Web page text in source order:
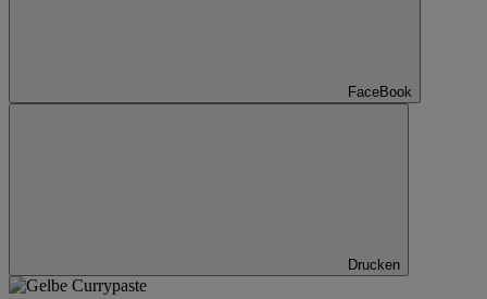
FaceBook
Drucken